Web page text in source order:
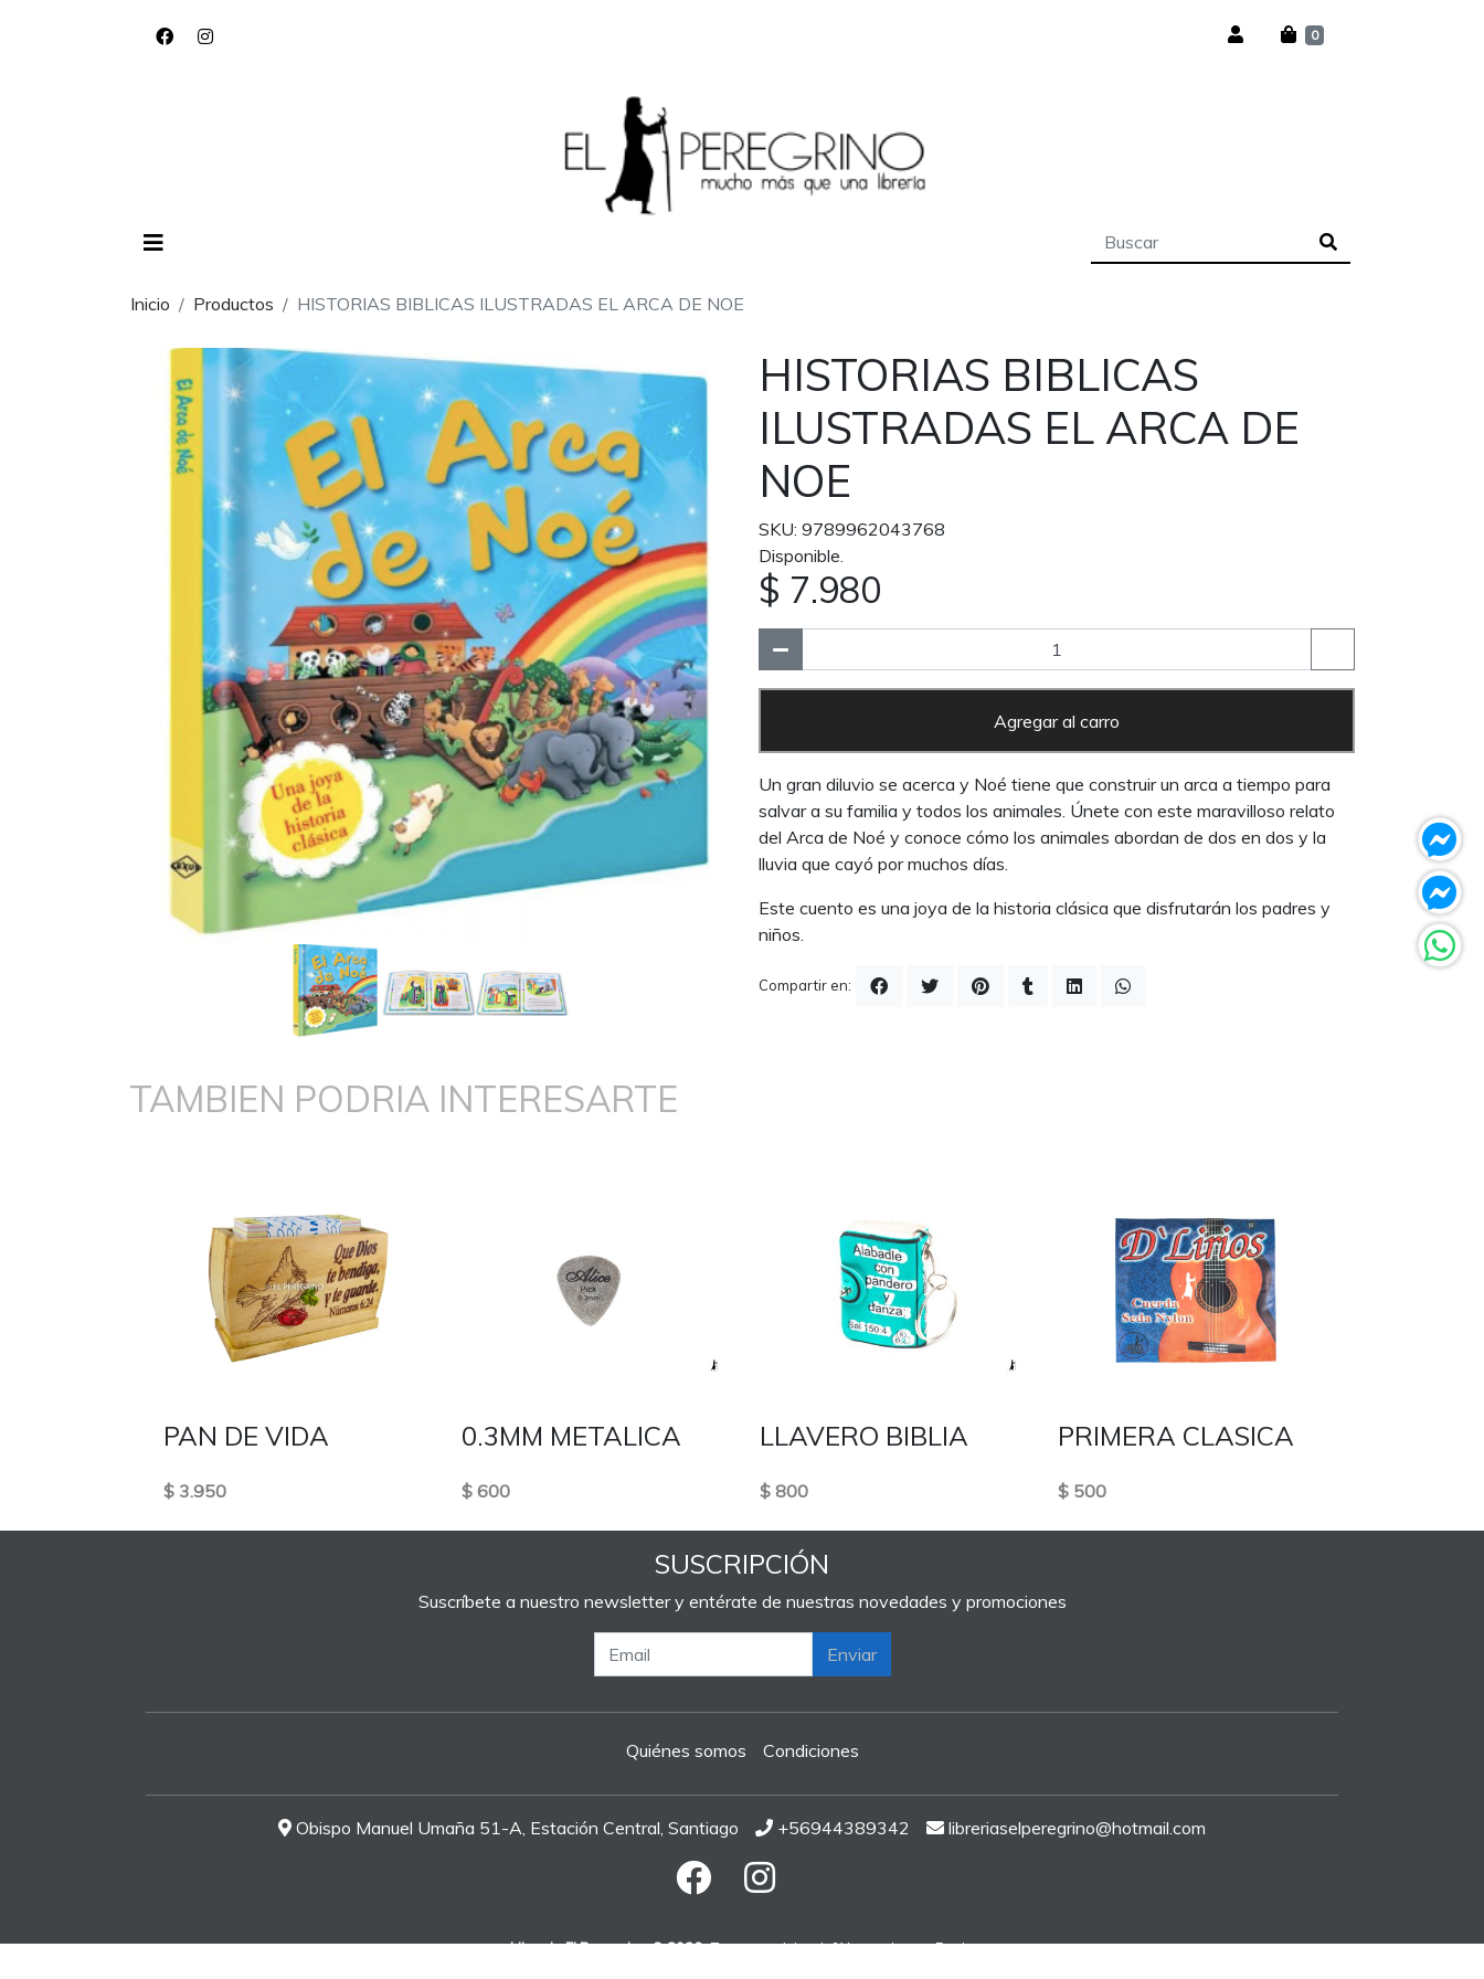
0
Inicio Productos HISTORIAS BIBLICAS ILUSTRADAS EL ARCA DE NOE
HISTORIAS BIBLICAS
ILUSTRADAS EL ARCA DE
NOE
SKU: 9789962043768
Disponible.
$ 7.980
Agregar al carro
Un gran diluvio se acerca y Noé tiene que construir un arca a tiempo para
salvar a su familia y todos los animales. Únete con este maravilloso relato
del Arca de Noé y conoce cómo los animales abordan de dos en dos y la
lluvia que cayó por muchos días.
Este cuento es una joya de la historia clásica que disfrutarán los padres y
niños.
Compartir en:
TAMBIEN PODRIA INTERESARTE
PAN DE VIDA
$ 3.950
0.3MM METALICA
$ 600
LLAVERO BIBLIA
$ 800
PRIMERA CLASICA
$ 500
SUSCRIPCIÓN
Suscríbete a nuestro newsletter y entérate de nuestras novedades y promociones
Enviar
Quiénes somos Condiciones
Obispo Manuel Umaña 51-A, Estación Central, Santiago +56944389342 libreriaselperegrino@hotmail.com
Libreria El Peregrino © 2026¿Te gusta mi tienda? Yo vendo conBsale